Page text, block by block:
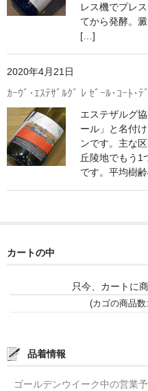
綿屋 金の井酒造（宮城県
宗玄 宗玄酒造（石川県珠
神亀 神亀酒造（埼玉県蓮
隆・丹沢山 川西屋酒造店
長珍 長珍酒造（愛知県津
大治郎・喜量能 畑酒造（
秋鹿・奥鹿 秋鹿酒造（大
睡龍・生もとのどぶ 久保
レス機でプレ
てから発酵。
[…]
2020年4月21日
ｶｰｳﾞ･ｴｽﾃｻﾞﾙｸﾞ ﾚ ｾﾞｰﾙ･ｺｰﾄ･ﾃ
エステザルグ
ール」と名付
ンです。主な
丘陵地でもう1
です。平均樹
カートの中
只今、カートに
(カゴの商品
品着情報
ゴールデンウイーク中の営業